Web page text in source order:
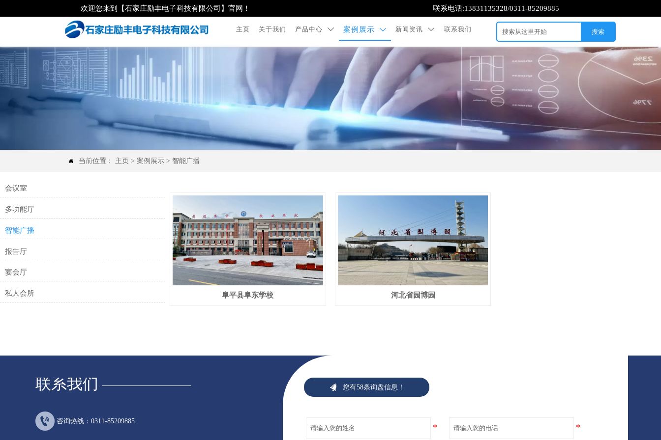
欢迎您来到【石家庄励丰电子科技有限公司】官网！ 联系电话:13831135328/0311-85209885
主页 关于我们 产品中心  案例展示  新闻资讯  联系我们 搜索
 当前位置： 主页 >案例展示 > 智能广播
会议室
多功能厅
智能广播
报告厅
宴会厅
私人会所 阜平县阜东学校 河北省园博园
联系我们
 咨询热线：0311-85209885
 您有58条询盘信息！